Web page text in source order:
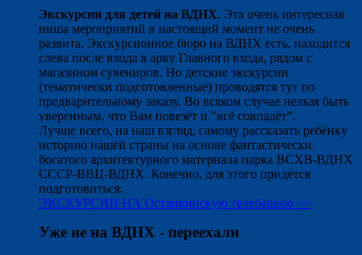
Экскурсии для детей на ВДНХ. Эта очень интересная
ниша мероприятий в настоящий момент не очень
развита. Экскурсионное бюро на ВДНХ есть, находится
слева после входа в арку Главного входа, рядом с
магазином сувениров. Но детские экскурсии
(тематически подготовленные) проводятся тут по
предварительному заказу. Во всяком случае нельзя быть
уверенным, что Вам повезёт и "всё совпадёт".
Лучше всего, на наш взгляд, самому рассказать ребёнку
историю нашей страны на основе фантастически
богатого архитектурного материала парка ВСХВ-ВДНХ
СССР-ВВЦ-ВДНХ. Конечно, для этого придётся
подготовиться.
ЭКСКУРСИИ НА Останкинскую телебашню >>
Уже не на ВДНХ - переехали